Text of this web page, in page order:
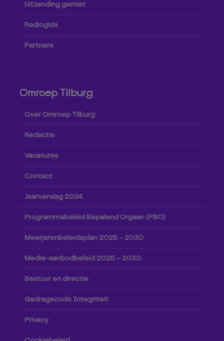
Uitzending gemist
Radiogids
Partners
Omroep Tilburg
Over Omroep Tilburg
Redactie
Vacatures
Contact
Jaarverslag 2024
Programmabeleid Bepalend Orgaan (PBO)
Meerjarenbeleidsplan 2025 – 2030
Media-aanbodbeleid 2025 – 2030
Bestuur en directie
Gedragscode Integriteit
Privacy